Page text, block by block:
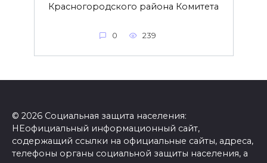
Красногородского района Комитета
0 239
© 2026 Социальная защита населения:
НЕофициальный информационный сайт,
содержащий ссылки на официальные сайты, адреса,
телефоны органы социальной защиты населения, а